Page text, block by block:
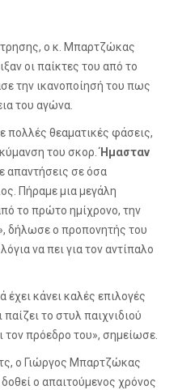
ο κ. Μπαρτζώκας
οι παίκτες του από το
την ικανοποίησή του πως
του αγώνα.
πολλές θεαματικές φάσεις,
του σκορ.Ήμασταν
απαντήσεις σε όσα
Πήραμε μια μεγάλη
το πρώτο ημίχρονο, την
δήλωσε ο προπονητής του
να πει για τον αντίπαλο
έχει κάνει καλές επιλογές
το στυλ παιχνιδιού
πρόεδρο του», σημείωσε.
ο Γιώργος Μπαρτζώκας
ο απαιτούμενος χρόνος